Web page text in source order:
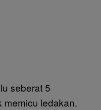
seberat 5
memicu ledakan.